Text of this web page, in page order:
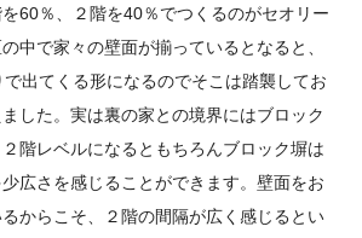
60％、２階を40％でつくるのがセオリー
中で家々の壁面が揃っているとなると、
出てくる形になるのでそこは踏襲してお
した。実は裏の家との境界にはブロック
階レベルになるともちろんブロック塀は
広さを感じることができます。壁面をお
からこそ、２階の間隔が広く感じるとい